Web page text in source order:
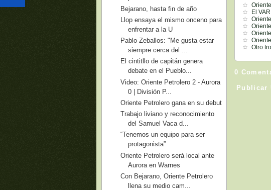
El
Otro
0
Publicar
Bejarano, hasta fin de año
Llop ensaya el mismo onceno para
enfrentar a la U
Pablo Zeballos: "Me gusta estar
siempre cerca del ...
El cintitllo de capitán genera
debate en el Pueblo...
Video: Oriente Petrolero 2 - Aurora
0 | División P...
Oriente Petrolero gana en su debut
Trabajo liviano y reconocimiento
del Samuel Vaca d...
“Tenemos un equipo para ser
protagonista”
Oriente Petrolero será local ante
Aurora en Warnes
Con Bejarano, Oriente Petrolero
llena su medio cam...